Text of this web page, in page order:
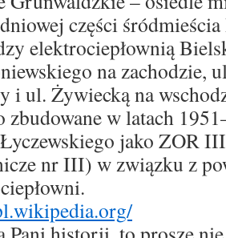
części
elektrociepłownią
na zachodzie,
i ul. Żywiecką na
zbudowane w latach
jako ZOR
nr III) w związku z